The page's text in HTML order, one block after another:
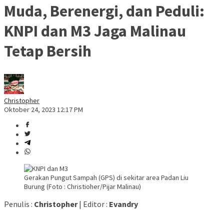
Muda, Berenergi, dan Peduli:
KNPI dan M3 Jaga Malinau
Tetap Bersih
Christopher
Oktober 24, 2023 12:17 PM
Gerakan Pungut Sampah (GPS) di sekitar area Padan Liu
Burung (Foto : Christioher/Pijar Malinau)
Penulis : Christopher| Editor : Evandry